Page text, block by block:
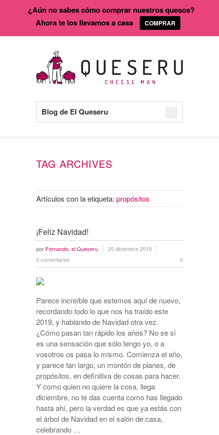
Blog de El Queseru
TAG ARCHIVES
Artículos con la etiqueta: propósitos
¡Feliz Navidad!
por Fernando, el Queseru
20 diciembre 2019
0 comentarios
0
Parece increíble que estemos aquí de nuevo,
recordando todo lo que nos ha traído este
2019, y hablando de Navidad otra vez.
¿Cómo pasan tan rápido los años? No se si
es una sensación que sólo tengo yo, o a
vosotros os pasa lo mismo. Comienza el año,
y parece tan largo, un montón de planes, de
propósitos, en definitiva de cosas para hacer.
Y como quien no quiere la cosa, llega
diciembre, no te das cuenta como has llegado
hasta ahí, pero la verdad es que ya estás con
el árbol de Navidad en el salón de casa,
celebrando …
¿Aún no sabes cómo comprar nuestros quesos?
Ahora te los llevamos a casa
COMPRAR